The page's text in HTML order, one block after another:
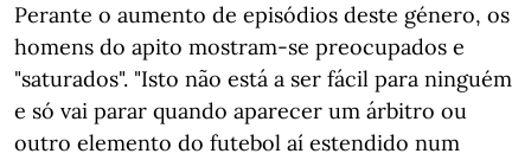
Perante o aumento de episódios deste género, os
homens do apito mostram-se preocupados e
"saturados". "Isto não está a ser fácil para ninguém
e só vai parar quando aparecer um árbitro ou
outro elemento do futebol aí estendido num